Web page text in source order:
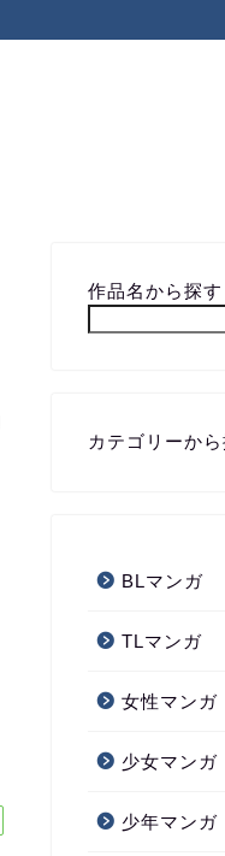
作品名から探す
カテゴリーか
BLマンガ
TLマンガ
女性マンガ
少女マンガ
少年マンガ